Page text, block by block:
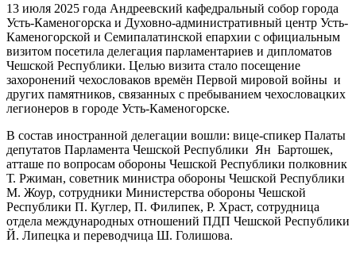
13 июля 2025 года Андреевский кафедральный собор города
Усть-Каменогорска и Духовно-административный центр Усть-
Каменогорской и Семипалатинской епархии с официальным
визитом посетила делегация парламентариев и дипломатов
Чешской Республики. Целью визита стало посещение
захоронений чехословаков времён Первой мировой войны и
других памятников, связанных с пребыванием чехословацких
легионеров в городе Усть-Каменогорске.
В состав иностранной делегации вошли: вице-спикер Палаты
депутатов Парламента Чешской Республики Ян Бартошек,
атташе по вопросам обороны Чешской Республики полковник
Т. Ржиман, советник министра обороны Чешской Республики
М. Жоур, сотрудники Министерства обороны Чешской
Республики П. Куглер, П. Филипек, Р. Храст, сотрудница
отдела международных отношений ПДП Чешской Республики
Й. Липецка и переводчица Ш. Голишова.